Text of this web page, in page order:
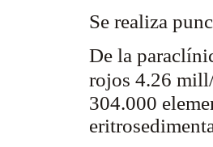
Se realiza
De la
rojos 4.26
304.000